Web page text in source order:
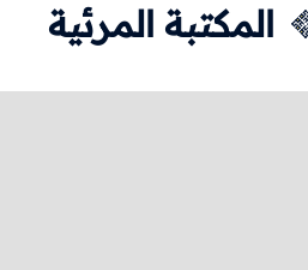
المكتبة المرئية